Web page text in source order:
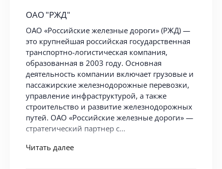
ОАО "РЖД"
ОАО «Российские железные дороги» (РЖД) —
это крупнейшая российская государственная
транспортно-логистическая компания,
образованная в 2003 году. Основная
деятельность компании включает грузовые и
пассажирские железнодорожные перевозки,
управление инфраструктурой, а также
строительство и развитие железнодорожных
путей. ОАО «Российские железные дороги» —
стратегический партнер с...
Читать далее